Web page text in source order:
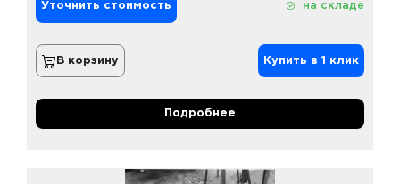
Уточнить стоимость на складе
В корзину Купить в 1 клик
Подробнее